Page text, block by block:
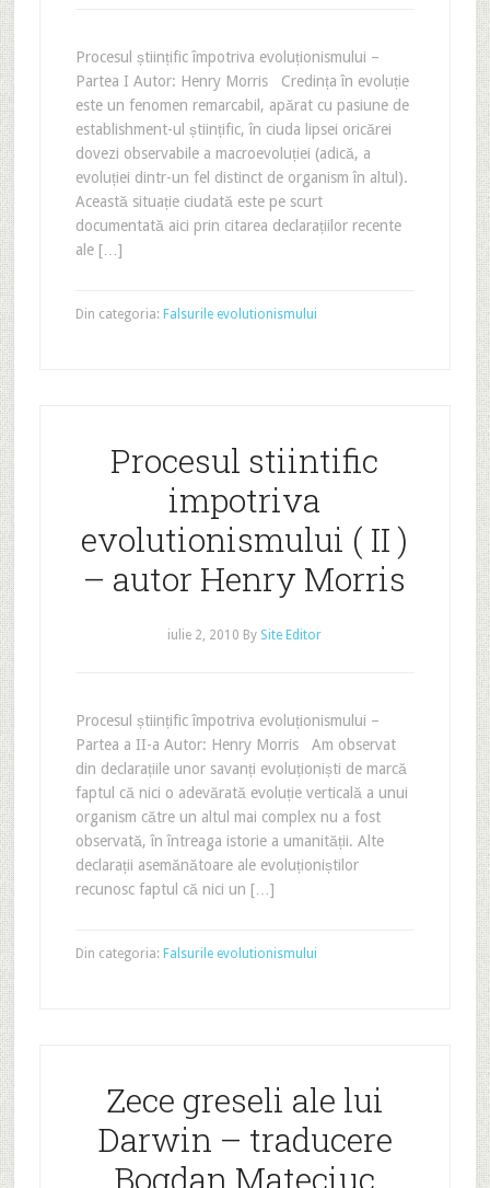
Procesul științific împotriva evoluționismului –
Partea I Autor: Henry Morris Credința în evoluție
este un fenomen remarcabil, apărat cu pasiune de
establishment-ul științific, în ciuda lipsei oricărei
dovezi observabile a macroevoluției (adică, a
evoluției dintr-un fel distinct de organism în altul).
Această situație ciudată este pe scurt
documentată aici prin citarea declarațiilor recente
ale […]
Din categoria: Falsurile evolutionismului
Procesul stiintific
impotriva
evolutionismului ( II )
– autor Henry Morris
iulie 2, 2010 By Site Editor
Procesul științific împotriva evoluționismului –
Partea a II-a Autor: Henry Morris Am observat
din declarațiile unor savanți evoluționiști de marcă
faptul că nici o adevărată evoluție verticală a unui
organism către un altul mai complex nu a fost
observată, în întreaga istorie a umanității. Alte
declarații asemănătoare ale evoluționiștilor
recunosc faptul că nici un […]
Din categoria: Falsurile evolutionismului
Zece greseli ale lui
Darwin – traducere
Bogdan Mateciuc